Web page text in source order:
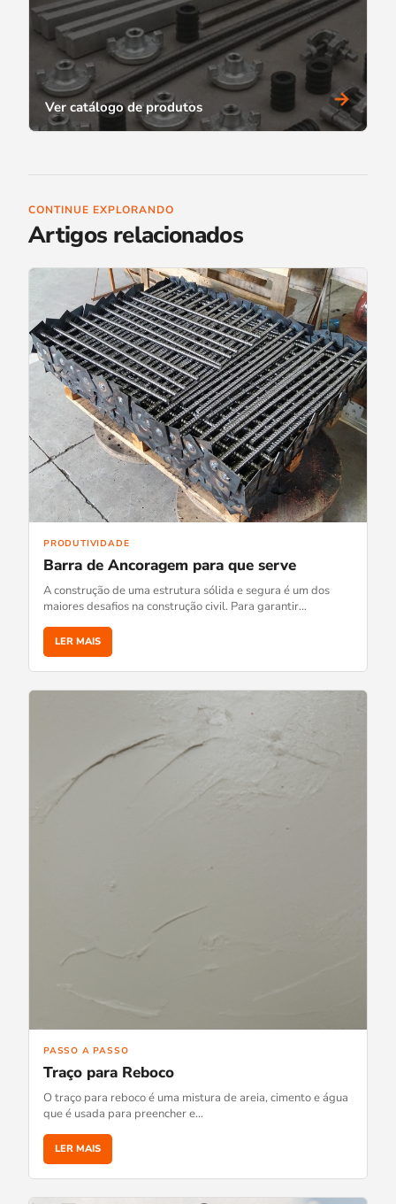
Ver catálogo de produtos →
CONTINUE EXPLORANDO
Artigos relacionados
PRODUTIVIDADE
Barra de Ancoragem para que serve
A construção de uma estrutura sólida e segura é um dos
maiores desafios na construção civil. Para garantir…
LER MAIS
PASSO A PASSO
Traço para Reboco
O traço para reboco é uma mistura de areia, cimento e água
que é usada para preencher e…
LER MAIS